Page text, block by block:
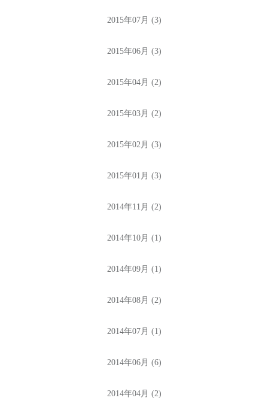
2015年07月 (3)
2015年06月 (3)
2015年04月 (2)
2015年03月 (2)
2015年02月 (3)
2015年01月 (3)
2014年11月 (2)
2014年10月 (1)
2014年09月 (1)
2014年08月 (2)
2014年07月 (1)
2014年06月 (6)
2014年04月 (2)